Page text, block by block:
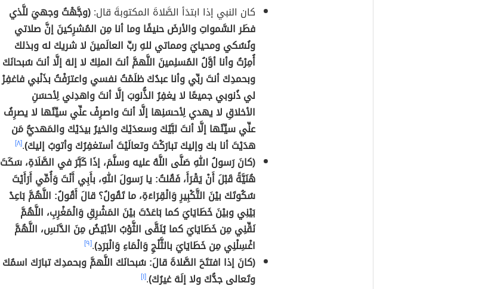
كان النبي إذا ابتدَأ الصَّلاةَ المكتوبةَ قال:(وجَّهْتُ وجهيَ للَّذي
فطَر السَّمواتِ والأرضَ حنيفًا وما أنا مِن المُشرِكينَ إنَّ صلاتي
ونُسُكي ومحيايَ ومماتي للهِ ربِّ العالَمينَ لا شريكَ له وبذلكَ
أُمِرْتُ وأنا أوَّلُ المُسلِمينَ اللَّهمَّ أنتَ الملِكُ لا إلهَ إلَّا أنتَ سُبحانَكَ
وبحمدِكَ أنتَ ربِّي وأنا عبدُكَ ظلَمْتُ نفسي واعترَفْتُ بذَنْبي فاغفِرْ
لي ذُنوبي جميعًا لا يغفِرُ الذُّنوبَ إلَّا أنتَ واهدِني لِأحسَنِ
الأخلاقِ لا يهدي لِأحسَنِها إلَّا أنتَ واصرِفْ عنِّي سيِّئَها لا يصرِفُ
عنِّي سيِّئَها إلَّا أنتَ لبَّيْكَ وسعدَيْكَ والخيرُ بيدَيْكَ والمَهديُّ مَن
هدَيْتَ أنا بكَ وإليكَ تبارَكْتَ وتعالَيْتَ أستغفِرُكَ وأتوبُ إليكَ).[٨]
(كانَ رَسولُ اللهِ صَلَّى اللَّهُ عليه وسلَّمَ، إذَا كَبَّرَ في الصَّلَاةِ، سَكَتَ
هُنَيَّةً قَبْلَ أَنْ يَقْرَأَ، فَقُلتُ: يا رَسولَ اللهِ، بأَبِي أَنْتَ وَأُمِّي أَرَأَيْتَ
سُكُوتَكَ بيْنَ التَّكْبِيرِ وَالْقِرَاءَةِ، ما تَقُولُ؟ قالَ أَقُولُ: اللَّهُمَّ بَاعِدْ
بَيْنِي وبيْنَ خَطَايَايَ كما بَاعَدْتَ بيْنَ المَشْرِقِ وَالْمَغْرِبِ، اللَّهُمَّ
نَقِّنِي مِن خَطَايَايَ كما يُنَقَّى الثَّوْبُ الأبْيَضُ مِنَ الدَّنَسِ، اللَّهُمَّ
اغْسِلْنِي مِن خَطَايَايَ بالثَّلْجِ وَالْمَاءِ وَالْبَرَدِ).[٩]
(كانَ إذا افتتَحَ الصَّلاةَ قالَ: سُبحانَكَ اللَّهمَّ وبحمدِكَ تبارَكَ اسمُكَ
وتَعالى جدُّكَ ولا إلَهَ غيرُكَ).[١]